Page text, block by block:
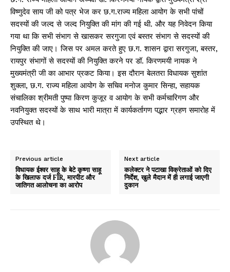
विष्णुदेव साय जी को पत्र भेज कर छ.ग.राज्य महिला आयोग के सभी पांचों
सदस्यों की जल्द से जल्द नियुक्ति की मांग की गई थी. और यह निवेदन किया
गया था कि सभी संभाग से खासकर सरगुजा एवं बस्तर संभाग से सदस्यों की
नियुक्ति की जाए। जिस पर अमल करते हुए छ.ग. शासन द्वारा सरगुजा, बस्तर,
रायपुर संभागों से सदस्यों की नियुक्ति करने पर डॉ. किरणमयी नायक ने
मुख्यमंत्री जी का आभार प्रकट किया। इस दौरान बेलतरा विधायक सुशांत
शुक्ला, छ.ग. राज्य महिला आयोग के सचिव मनोज कुमार सिन्हा, सहायक
संचालिका श्रीमती पुष्पा किरण कुजूर व आयोग के सभी कर्मचारिगण और
नवनियुक्त सदस्यों के साथ भारी मात्रा में कार्यकर्तागण प‌द्भार ग्रहण समारोह में
उपस्थित थे।
Previous article
विधायक ईश्वर साहू के बेटे कृष्णा साहू
के खिलाफ दर्ज FIR, मारपीट और
जातिगत आलोचना का आरोप
Next article
कलेक्टर ने पटाखा विक्रेताओं को दिए
निर्देश, खुले मैदान में ही लगाई जाएगी
दुकान